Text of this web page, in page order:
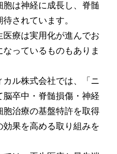
は神経に成長し、脊髄
されています。
療は実用化が進んでお
っているものもありま
ル株式会社では、「ニ
脳卒中・脊髄損傷・神経
胞治療の基盤特許を取得
効果を高める取り組みを